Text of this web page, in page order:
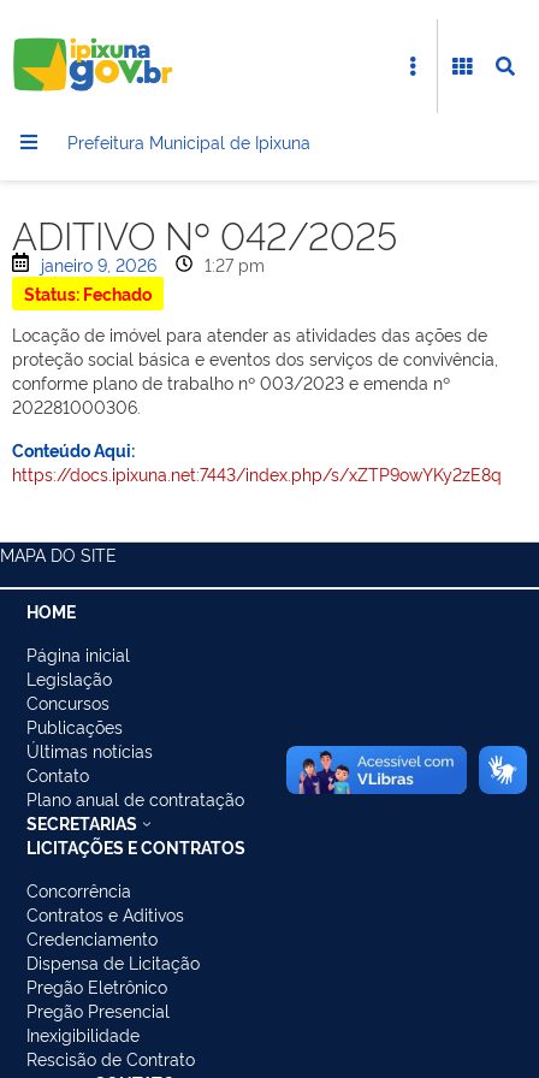
Prefeitura Municipal de Ipixuna
ADITIVO Nº 042/2025
janeiro 9, 2026
1:27 pm
Status: Fechado
Locação de imóvel para atender as atividades das ações de
proteção social básica e eventos dos serviços de convivência,
conforme plano de trabalho nº 003/2023 e emenda nº
202281000306.
Conteúdo Aqui:
https://docs.ipixuna.net:7443/index.php/s/xZTP9owYKy2zE8q
MAPA DO SITE
HOME
Página inicial
Legislação
Concursos
Publicações
Últimas notícias
Contato
Plano anual de contratação
SECRETARIAS
LICITAÇÕES E CONTRATOS
Concorrência
Contratos e Aditivos
Credenciamento
Dispensa de Licitação
Pregão Eletrônico
Pregão Presencial
Inexigibilidade
Rescisão de Contrato